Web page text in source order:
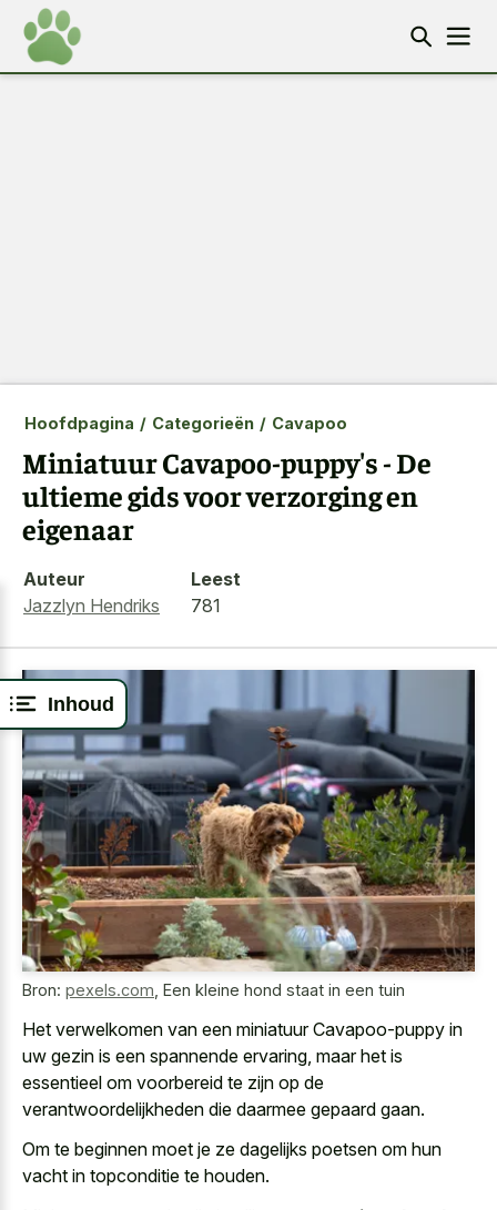
Inhoud
Hoofdpagina / Categorieën / Cavapoo
Miniatuur Cavapoo-puppy's - De
ultieme gids voor verzorging en
eigenaar
Auteur
Jazzlyn Hendriks
Leest
781
Bron: pexels.com Een kleine hond staat in een tuin
Het verwelkomen van een miniatuur Cavapoo-puppy in
uw gezin is een spannende ervaring, maar het is
essentieel om voorbereid te zijn op de
verantwoordelijkheden die daarmee gepaard gaan.
Om te beginnen moet je ze dagelijks poetsen om hun
vacht in topconditie te houden.